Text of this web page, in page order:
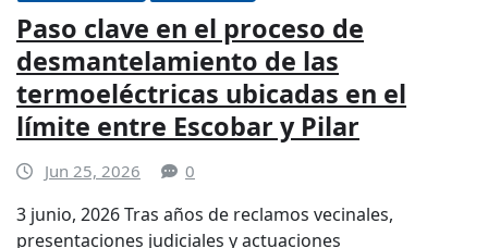
Paso clave en el proceso de
desmantelamiento de las
termoeléctricas ubicadas en el
límite entre Escobar y Pilar
Jun 25, 2026 0
3 junio, 2026 Tras años de reclamos vecinales,
presentaciones judiciales y actuaciones